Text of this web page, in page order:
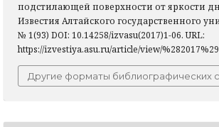
подстилающей поверхности от яркости
Известия Алтайского государственного
№ 1(93) DOI: 10.14258/izvasu(2017)1-06. URL:
https://izvestiya.asu.ru/article/view/
Другие форматы библиографических